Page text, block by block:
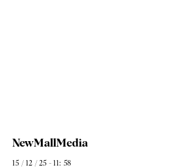
NewMallMedia
15 / 12 / 25 - 11: 58